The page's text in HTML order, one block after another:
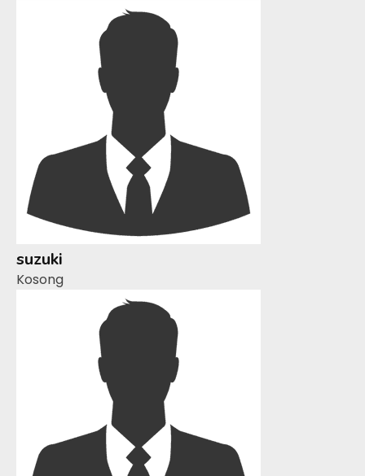
suzuki
Kosong